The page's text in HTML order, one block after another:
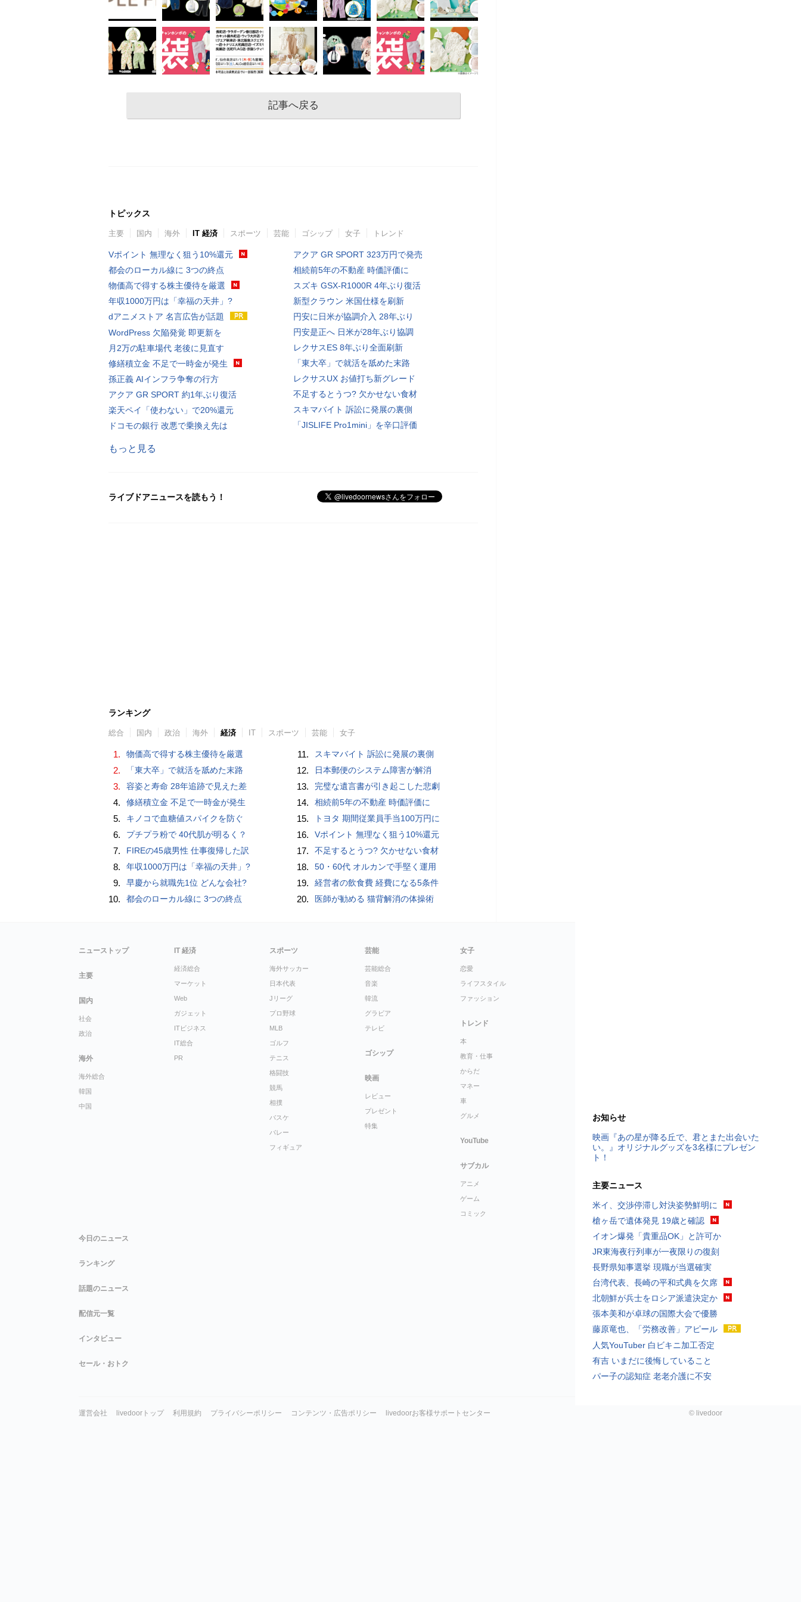
記事へ戻る
トピックス
主要 国内 海外 IT 経済 スポーツ 芸能 ゴシップ 女子 トレンド
Vポイント 無理なく狙う10%還元
都会のローカル線に 3つの終点
物価高で得する株主優待を厳選
年収1000万円は「幸福の天井」?
dアニメストア 名言広告が話題
WordPress 欠陥発覚 即更新を
月2万の駐車場代 老後に見直す
修繕積立金 不足で一時金が発生
孫正義 AIインフラ争奪の行方
アクア GR SPORT 約1年ぶり復活
楽天ペイ「使わない」で20%還元
ドコモの銀行 改悪で乗換え先は
アクア GR SPORT 323万円で発売
相続前5年の不動産 時価評価に
スズキ GSX-R1000R 4年ぶり復活
新型クラウン 米国仕様を刷新
円安に日米が協調介入 28年ぶり
円安是正へ 日米が28年ぶり協調
レクサスES 8年ぶり全面刷新
「東大卒」で就活を舐めた末路
レクサスUX お値打ち新グレード
不足するとうつ? 欠かせない食材
スキマバイト 訴訟に発展の裏側
「JISLIFE Pro1mini」を辛口評価
もっと見る
ライブドアニュースを読もう！
ランキング
総合 国内 政治 海外 経済 IT スポーツ 芸能 女子
1. 物価高で得する株主優待を厳選
2. 「東大卒」で就活を舐めた末路
3. 容姿と寿命 28年追跡で見えた差
4. 修繕積立金 不足で一時金が発生
5. キノコで血糖値スパイクを防ぐ
6. プチプラ粉で 40代肌が明るく？
7. FIREの45歳男性 仕事復帰した訳
8. 年収1000万円は「幸福の天井」?
9. 早慶から就職先1位 どんな会社?
10. 都会のローカル線に 3つの終点
11. スキマバイト 訴訟に発展の裏側
12. 日本郵便のシステム障害が解消
13. 完璧な遺言書が引き起こした悲劇
14. 相続前5年の不動産 時価評価に
15. トヨタ 期間従業員手当100万円に
16. Vポイント 無理なく狙う10%還元
17. 不足するとうつ? 欠かせない食材
18. 50・60代 オルカンで手堅く運用
19. 経営者の飲食費 経費になる5条件
20. 医師が勧める 猫背解消の体操術
お知らせ
映画『あの星が降る丘で、君とまた出会いた
い。』オリジナルグッズを3名様にプレゼン
ト！
主要ニュース
米イ、交渉停滞し対決姿勢鮮明に
槍ヶ岳で遺体発見 19歳と確認
イオン爆発「貴重品OK」と許可か
JR東海夜行列車が一夜限りの復刻
長野県知事選挙 現職が当選確実
台湾代表、長崎の平和式典を欠席
北朝鮮が兵士をロシア派遣決定か
張本美和が卓球の国際大会で優勝
藤原竜也、「労務改善」アピール
人気YouTuber 白ビキニ加工否定
有吉 いまだに後悔していること
パー子の認知症 老老介護に不安
ニューストップ
主要
国内
社会
政治
海外
海外総合
韓国
中国
IT 経済
経済総合
マーケット
Web
ガジェット
ITビジネス
IT総合
PR
スポーツ
海外サッカー
日本代表
Jリーグ
プロ野球
MLB
ゴルフ
テニス
格闘技
競馬
相撲
バスケ
バレー
フィギュア
芸能
芸能総合
音楽
韓流
グラビア
テレビ
ゴシップ
映画
レビュー
プレゼント
特集
女子
恋愛
ライフスタイル
ファッション
トレンド
本
教育・仕事
からだ
マネー
車
グルメ
YouTube
サブカル
アニメ
ゲーム
コミック
今日のニュース
ランキング
話題のニュース
配信元一覧
インタビュー
セール・おトク
運営会社 livedoorトップ 利用規約 プライバシーポリシー コンテンツ・広告ポリシー livedoorお客様サポートセンター © livedoor